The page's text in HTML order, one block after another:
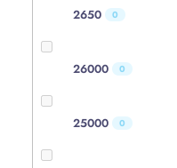
2650 0
26000 0
25000 0